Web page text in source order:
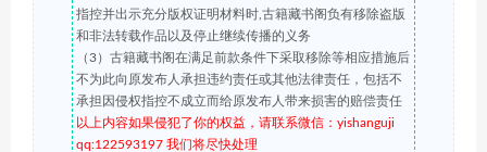
指控并出示充分版权证明材料时,古籍藏书阁负有移除盗版
和非法转载作品以及停止继续传播的义务
（3）古籍藏书阁在满足前款条件下采取移除等相应措施后
不为此向原发布人承担违约责任或其他法律责任，包括不
承担因侵权指控不成立而给原发布人带来损害的赔偿责任
以上内容如果侵犯了你的权益，请联系微信：yishanguji
qq:122593197 我们将尽快处理